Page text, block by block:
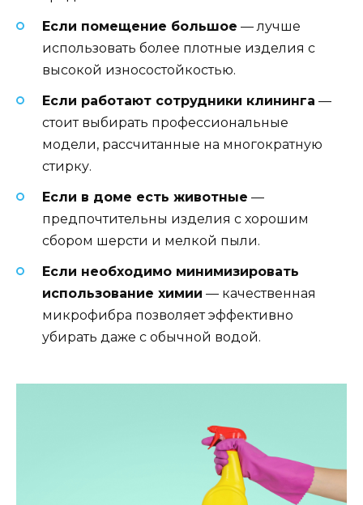
Если помещение большое — лучше
использовать более плотные изделия с
высокой износостойкостью.
Если работают сотрудники клининга —
стоит выбирать профессиональные
модели, рассчитанные на многократную
стирку.
Если в доме есть животные —
предпочтительны изделия с хорошим
сбором шерсти и мелкой пыли.
Если необходимо минимизировать
использование химии — качественная
микрофибра позволяет эффективно
убирать даже с обычной водой.